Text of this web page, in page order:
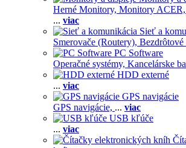
Herné Monitory, Monitory ACER,
... viac
Sieť a
Smerovače (Routery), Bezdrôtové
PC Software
Operačné systémy, Kancelárske
HDD externé
... viac
GPS navigácie
GPS navigácie, ... viac
USB kľúče
... viac